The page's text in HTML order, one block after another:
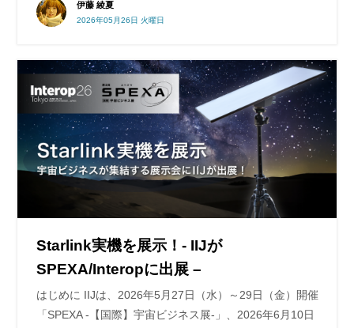
伊藤 綾夏
2026年05月26日 火曜日
Starlink実機を展示！- IIJが
SPEXA/Interopに出展 –
はじめに IIJは、2026年5月27日（水）～29日（金）開催
「SPEXA -【国際】宇宙ビジネス展-」、2026年6月10日